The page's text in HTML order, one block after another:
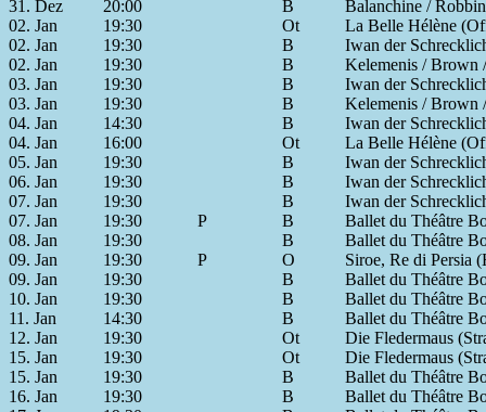
31. Dez
20:00 B
Balanchine /
02. Jan
19:30 Ot
La Belle Hélène
02. Jan
19:30 B
Iwan der
02. Jan
19:30 B
Kelemenis / Brown
03. Jan
19:30 B
Iwan der
03. Jan
19:30 B
Kelemenis / Brown
04. Jan
14:30 B
Iwan der
04. Jan
16:00 Ot
La Belle Hélène
05. Jan
19:30 B
Iwan der
06. Jan
19:30 B
Iwan der
07. Jan
19:30 B
Iwan der
07. Jan
19:30 P B
Ballet du Théâtre
08. Jan
19:30 B
Ballet du Théâtre
09. Jan
19:30 P O
Siroe, Re di Persia
09. Jan
19:30 B
Ballet du Théâtre
10. Jan
19:30 B
Ballet du Théâtre
11. Jan
14:30 B
Ballet du Théâtre
12. Jan
19:30 Ot
Die Fledermaus
15. Jan
19:30 Ot
Die Fledermaus
15. Jan
19:30 B
Ballet du Théâtre
16. Jan
19:30 B
Ballet du Théâtre